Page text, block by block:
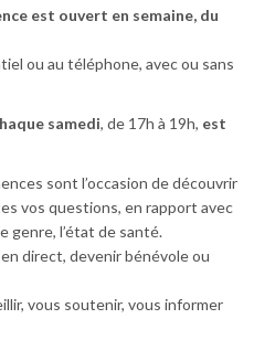
est ouvert en semaine, du
ou au téléphone, avec ou sans
samedi, de 17h à 19h, est
sont l’occasion de découvrir
vos questions, en rapport avec
genre, l’état de santé.
direct, devenir bénévole ou
vous soutenir, vous informer